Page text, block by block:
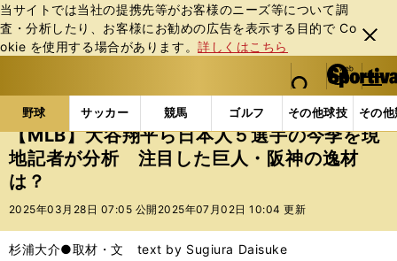
当サイトでは当社の提携先等がお客様のニーズ等について調
査・分析したり、お客様にお勧めの広告を表⽰する⽬的で Co
okie を使⽤する場合があります。詳しくはこちら
閉じ
る
web Sportiva (webスポルティーバ)
検索
マイペ
ー
ジ
メニュ
野球 サッカー 競馬 ゴルフ その他球技 その
b
ス
ポ
ル
テ
ー
バ
野球の記事一覧 MLB MLB 【MLB】大谷翔平
【MLB】大谷翔平ら日本人５選手の今季を現
地記者が分析 注目した巨人・阪神の逸材
は？
2025年03月28日 07:05 公開 2025年07月02日 10:04 更新
杉浦大介●取材・文 text by Sugiura Daisuke